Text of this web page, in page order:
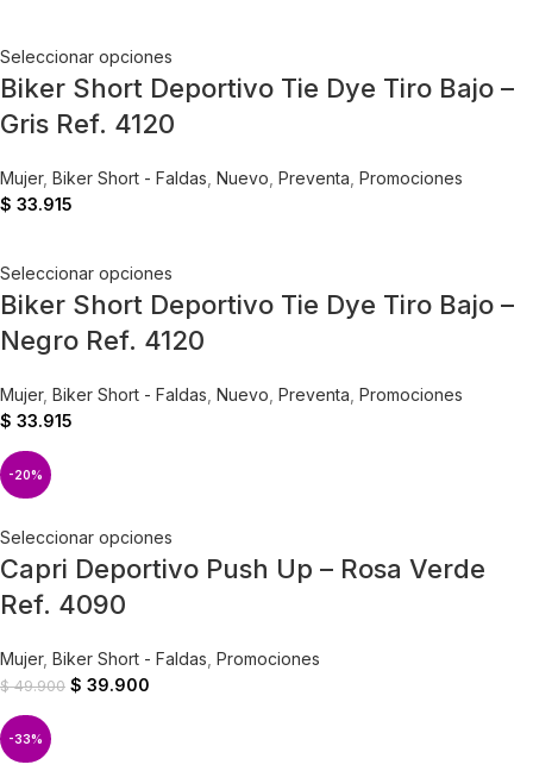
Seleccionar opciones
Biker Short Deportivo Tie Dye Tiro Bajo –
Gris Ref. 4120
Mujer, Biker Short - Faldas Nuevo Preventa Promociones
$ 33.915
Seleccionar opciones
Biker Short Deportivo Tie Dye Tiro Bajo –
Negro Ref. 4120
Mujer, Biker Short - Faldas Nuevo Preventa Promociones
$ 33.915
-20%
Seleccionar opciones
Capri Deportivo Push Up – Rosa Verde
Ref. 4090
Mujer, Biker Short - Faldas Promociones
$49.900 $ 39.900
-33%